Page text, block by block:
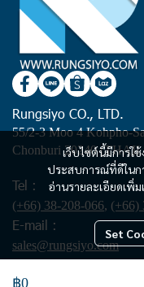
฿0
เว็บไซต์นี้มีการใ
ประสบการณ์ที่ดีในก
อ่านรายละเอียดเพิ่ม
Set
Rungsiyo CO., LTD.
55/2-3 Moo 4 Kohpho-
Chonburi 20240
Tel :
(+66) 38-208-066, (+66)
E-mail :
sales@rungsiyo.com